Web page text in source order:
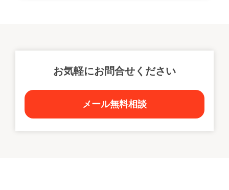
お気軽にお問合せください
メール無料相談